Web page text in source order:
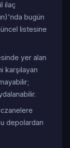
ilaç
bugün
listesine
yer alan
karşılayan
depolardan